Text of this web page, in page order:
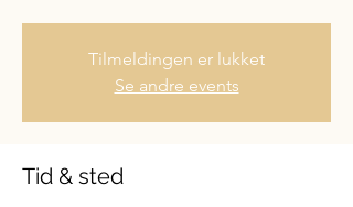
Tilmeldingen er lukket
Se andre events
Tid & sted